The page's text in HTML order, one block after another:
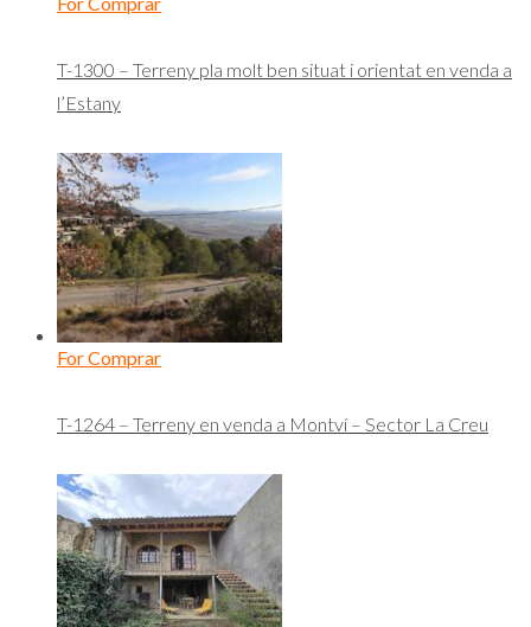
T-1300 – Terreny pla molt ben situat i orientat en venda a
l’Estany
For Comprar
T-1264 – Terreny en venda a Montví – Sector La Creu